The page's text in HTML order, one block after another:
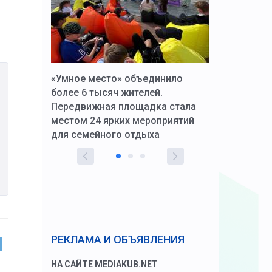
«Умное место» объединило
более 6 тысяч жителей.
Передвижная площадка стала
местом 24 ярких мероприятий
для семейного отдыха
РЕКЛАМА И ОБЪЯВЛЕНИЯ
НА САЙТЕ MEDIAKUB.NET